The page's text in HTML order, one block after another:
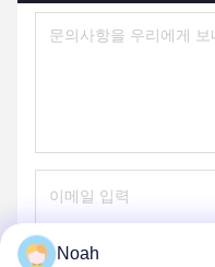
Noah